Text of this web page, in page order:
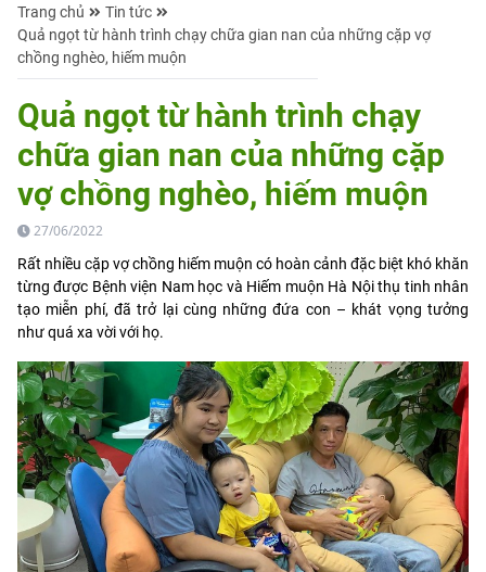
Trang chủ
Tin tức
Quả ngọt từ hành trình chạy chữa gian nan của những cặp vợ
chồng nghèo, hiếm muộn
Quả ngọt từ hành trình chạy
chữa gian nan của những cặp
vợ chồng nghèo, hiếm muộn
27/06/2022
Rất nhiều cặp vợ chồng hiếm muộn có hoàn cảnh đặc biệt khó khăn
từng được Bệnh viện Nam học và Hiếm muộn Hà Nội thụ tinh nhân
tạo miễn phí, đã trở lại cùng những đứa con – khát vọng tưởng
như quá xa vời với họ.